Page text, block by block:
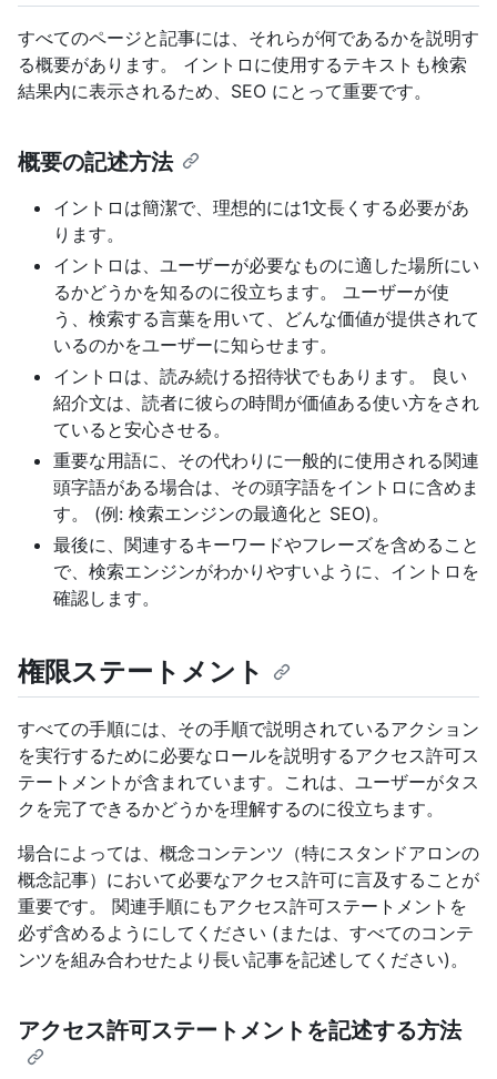
すべてのページと記事には、それらが何であるかを説明す
る概要があります。 イントロに使用するテキストも検索
結果内に表示されるため、SEO にとって重要です。
概要の記述方法
イントロは簡潔で、理想的には1文長くする必要があ
ります。
イントロは、ユーザーが必要なものに適した場所にい
るかどうかを知るのに役立ちます。 ユーザーが使
う、検索する言葉を用いて、どんな価値が提供されて
いるのかをユーザーに知らせます。
イントロは、読み続ける招待状でもあります。 良い
紹介文は、読者に彼らの時間が価値ある使い方をされ
ていると安心させる。
重要な用語に、その代わりに一般的に使用される関連
頭字語がある場合は、その頭字語をイントロに含めま
す。 (例: 検索エンジンの最適化と SEO)。
最後に、関連するキーワードやフレーズを含めること
で、検索エンジンがわかりやすいように、イントロを
確認します。
権限ステートメント
すべての手順には、その手順で説明されているアクション
を実行するために必要なロールを説明するアクセス許可ス
テートメントが含まれています。これは、ユーザーがタス
クを完了できるかどうかを理解するのに役立ちます。
場合によっては、概念コンテンツ（特にスタンドアロンの
概念記事）において必要なアクセス許可に言及することが
重要です。 関連手順にもアクセス許可ステートメントを
必ず含めるようにしてください (または、すべてのコンテ
ンツを組み合わせたより長い記事を記述してください)。
アクセス許可ステートメントを記述する方法